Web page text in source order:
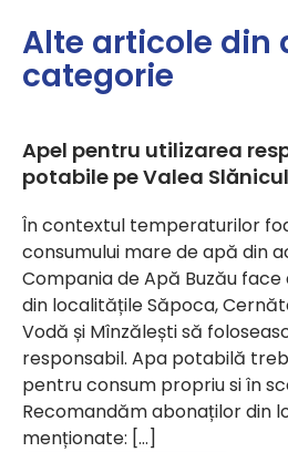
Alte articole din
categorie
Apel pentru utilizarea
potabile pe Valea
În contextul temperaturilor
consumului mare de apă din
Compania de Apă Buzău
din localitățile Săpoca,
Vodă și Mînzălești să
responsabil. Apa potabilă
pentru consum propriu si în
Recomandăm abonaților din
menționate: […]